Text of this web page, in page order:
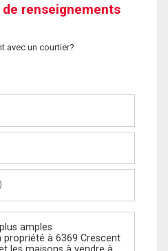
renseignements
avec un courtier?